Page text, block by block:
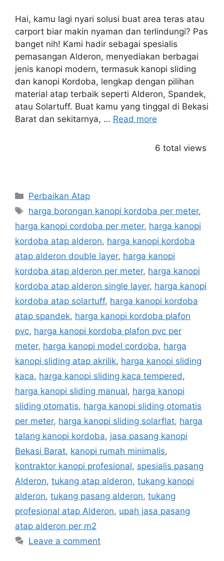
Hai, kamu lagi nyari solusi buat area teras atau
carport biar makin nyaman dan terlindungi? Pas
banget nih! Kami hadir sebagai spesialis
pemasangan Alderon, menyediakan berbagai
jenis kanopi modern, termasuk kanopi sliding
dan kanopi Kordoba, lengkap dengan pilihan
material atap terbaik seperti Alderon, Spandek,
atau Solartuff. Buat kamu yang tinggal di Bekasi
Barat dan sekitarnya, … Read more
6 total views
Categories
Perbaikan Atap
Tags
harga borongan kanopi kordoba per meter,
harga kanopi cordoba per meter, harga kanopi
kordoba atap alderon, harga kanopi kordoba
atap alderon double layer, harga kanopi
kordoba atap alderon per meter, harga kanopi
kordoba atap alderon single layer, harga kanopi
kordoba atap solartuff, harga kanopi kordoba
atap spandek, harga kanopi kordoba plafon
pvc, harga kanopi kordoba plafon pvc per
meter, harga kanopi model cordoba, harga
kanopi sliding atap akrilik, harga kanopi sliding
kaca, harga kanopi sliding kaca tempered,
harga kanopi sliding manual, harga kanopi
sliding otomatis, harga kanopi sliding otomatis
per meter, harga kanopi sliding solarflat, harga
talang kanopi kordoba, jasa pasang kanopi
Bekasi Barat, kanopi rumah minimalis,
kontraktor kanopi profesional, spesialis pasang
Alderon, tukang atap alderon, tukang kanopi
alderon, tukang pasang alderon, tukang
profesional atap Alderon, upah jasa pasang
atap alderon per m2
Leave a comment